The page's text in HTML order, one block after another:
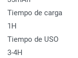
Tiempo de carga
1H
Tiempo de USO
3-4H